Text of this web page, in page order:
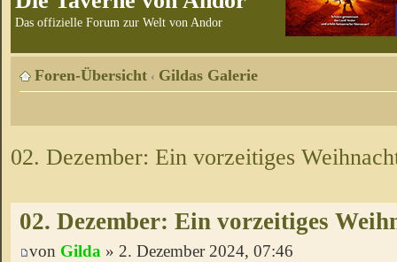
Das offizielle Forum zur Welt von Andor
Foren-Übersicht ‹ Gildas Galerie
02. Dezember: Ein vorzeitiges
02. Dezember: Ein vorzeitiges
von Gilda » 2. Dezember 2024, 07:46